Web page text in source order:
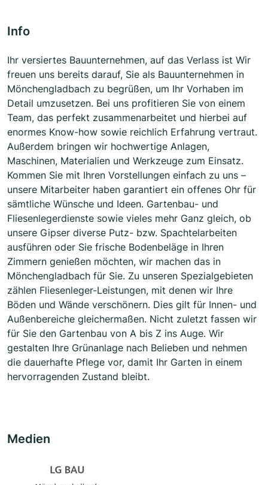
Info
Ihr versiertes Bauunternehmen, auf das Verlass ist Wir
freuen uns bereits darauf, Sie als Bauunternehmen in
Mönchengladbach zu begrüßen, um Ihr Vorhaben im
Detail umzusetzen. Bei uns profitieren Sie von einem
Team, das perfekt zusammenarbeitet und hierbei auf
enormes Know-how sowie reichlich Erfahrung vertraut.
Außerdem bringen wir hochwertige Anlagen,
Maschinen, Materialien und Werkzeuge zum Einsatz.
Kommen Sie mit Ihren Vorstellungen einfach zu uns –
unsere Mitarbeiter haben garantiert ein offenes Ohr für
sämtliche Wünsche und Ideen. Gartenbau- und
Fliesenlegerdienste sowie vieles mehr Ganz gleich, ob
unsere Gipser diverse Putz- bzw. Spachtelarbeiten
ausführen oder Sie frische Bodenbeläge in Ihren
Zimmern genießen möchten, wir machen das in
Mönchengladbach für Sie. Zu unseren Spezialgebieten
zählen Fliesenleger-Leistungen, mit denen wir Ihre
Böden und Wände verschönern. Dies gilt für Innen- und
Außenbereiche gleichermaßen. Nicht zuletzt fassen wir
für Sie den Gartenbau von A bis Z ins Auge. Wir
gestalten Ihre Grünanlage nach Belieben und nehmen
die dauerhafte Pflege vor, damit Ihr Garten in einem
hervorragenden Zustand bleibt.
Medien